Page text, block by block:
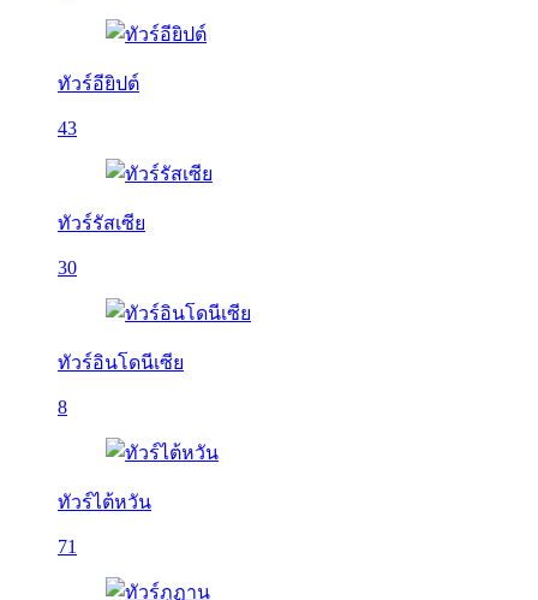
ทัวร์อียิปต์
43
ทัวร์รัสเซีย
30
ทัวร์อินโดนีเซีย
8
ทัวร์ไต้หวัน
71